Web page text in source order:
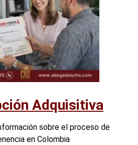
Adquisitiva
sobre el proceso de
en Colombia